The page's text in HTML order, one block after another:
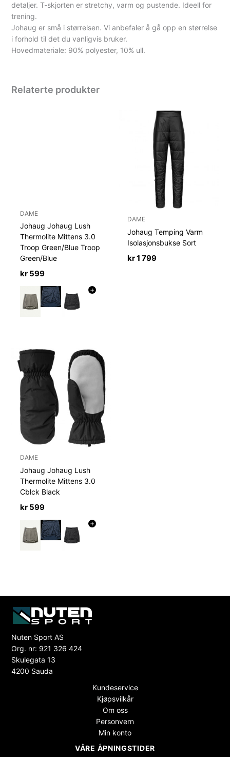
detaljer. T-skjorten er stretchy, varm og pustende. Ideell for
trening.
Johaug er små i størrelsen. Vi anbefaler å gå opp en størrelse
i forhold til det du vanligvis bruker.
Hovedmateriale: 90% polyester, 10% ull.
Relaterte produkter
DAME
Johaug Johaug Lush
Thermolite Mittens 3.0
Troop Green/Blue Troop
Green/Blue
kr 599
+
DAME
Johaug Temping Varm
Isolasjonsbukse Sort
kr1 799
DAME
Johaug Johaug Lush
Thermolite Mittens 3.0
Cblck Black
kr 599
+
Nuten Sport AS
Org. nr: 921 326 424
Skulegata 13
4200 Sauda
Kundeservice
Kjøpsvilkår
Om oss
Personvern
Min konto
VÅRE ÅPNINGSTIDER